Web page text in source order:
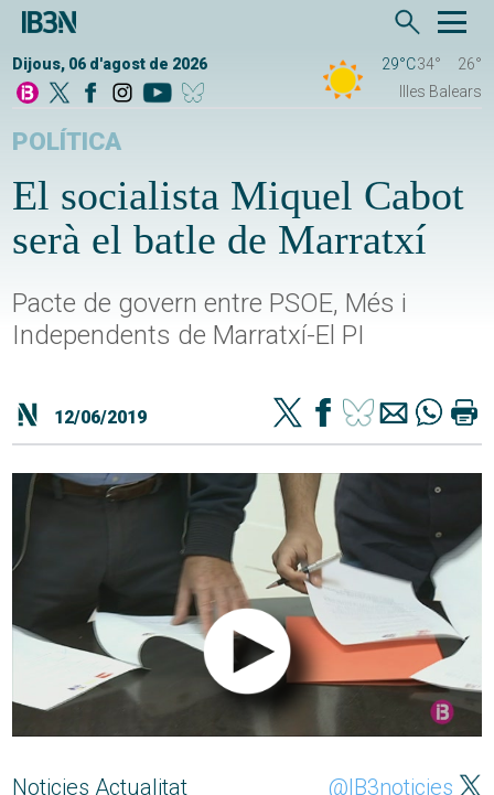
Dijous, 06 d'agost de 2026 29°C34°
26°
Illes Balears
POLÍTICA
El socialista Miquel Cabot
serà el batle de Marratxí
Pacte de govern entre PSOE, Més i
Independents de Marratxí-El PI
12/06/2019
Noticies Actualitat @IB3noticies